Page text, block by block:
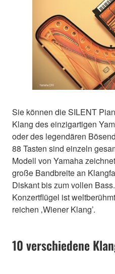
Sie können die SILENT
Klang des einzigartigen
oder des legendären
88 Tasten sind einzeln
Modell von Yamaha
große Bandbreite an
Diskant bis zum vollen
Konzertflügel ist
reichen ‚Wiener Klang’.
10 verschiedene